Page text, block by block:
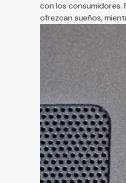
con los consumidores.
ofrezcan sueños,